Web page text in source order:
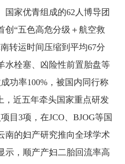
国家优青组成的62人博导团
创“五色高危分级＋航空救
转运时间压缩到平均67分
水栓塞、凶险性前置胎盘等
功率100%，被国内同行称
，近五年牵头国家重点研发
目3项，在JCO、BJOG等国
南的妇产研究推向全球学术
示，顺产产妇二胎回流率高